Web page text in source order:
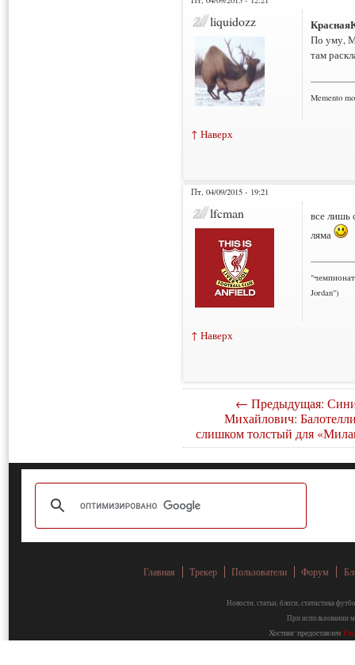
liquidozz
По уму,
там
Memento
↑ Наверх
Пт, 04/09/2015 - 19:21
lfcman
все лишь
ляма
Jordan")
↑ Наверх
← Предыдущая:
Михайлович:
слишком толстый для
Главная Трекер Пользователи Форум
Новости, статьи, блоги, статистика
При использовании
Хостинг предоставлен